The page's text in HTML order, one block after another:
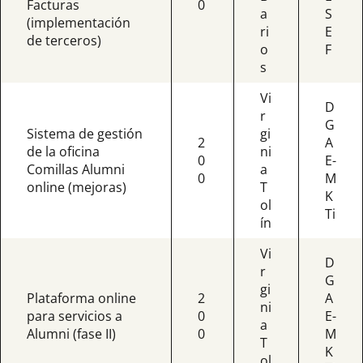
Facturas
(implementación
de terceros)
0
a
ri
o
s
S
E
F
Sistema de gestión
de la oficina
Comillas Alumni
online (mejoras)
2
0
0
Vi
r
gi
ni
a
T
ol
ín
D
G
A
E-
M
K
Ti
Plataforma online
para servicios a
Alumni (fase II)
2
0
0
Vi
r
gi
ni
a
T
D
G
A
E-
M
K